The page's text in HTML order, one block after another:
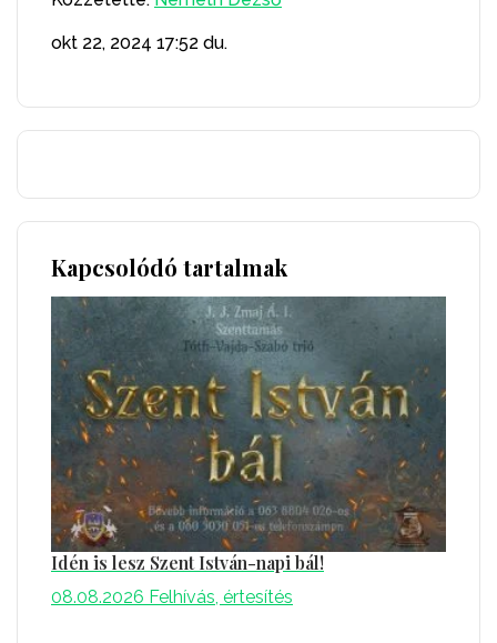
okt 22, 2024 17:52 du.
Kapcsolódó tartalmak
Idén is lesz Szent István-napi bál!
08.08.2026 Felhívás, értesítés